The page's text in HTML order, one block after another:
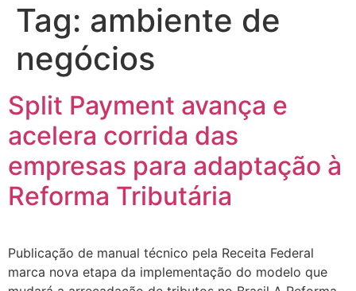
Tag: ambiente de
negócios
Split Payment avança e
acelera corrida das
empresas para adaptação à
Reforma Tributária
Publicação de manual técnico pela Receita Federal
marca nova etapa da implementação do modelo que